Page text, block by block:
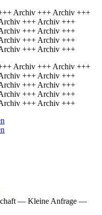
Archiv +++ Archiv +++
+++ Archiv +++
+++ Archiv +++
+++ Archiv +++
+++ Archiv +++
Archiv +++ Archiv +++
+++ Archiv +++
+++ Archiv +++
+++ Archiv +++
+++ Archiv +++
— Kleine Anfrage —